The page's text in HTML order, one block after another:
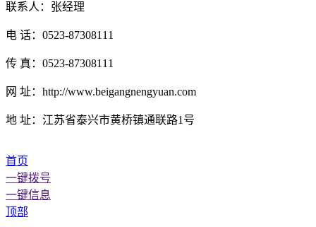
联系人：张经理
电 话：0523-87308111
传 真：0523-87308111
网 址：http://www.beigangnengyuan.com
地 址：江苏省泰兴市黄桥镇通联路1号
首页
一键拨号
一键信息
顶部